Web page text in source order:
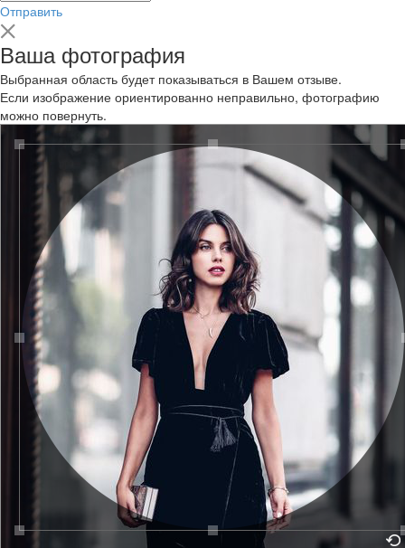
Отправить
Ваша фотография
Выбранная область будет показываться в Вашем отзыве.
Если изображение ориентированно неправильно, фотографию
можно повернуть.